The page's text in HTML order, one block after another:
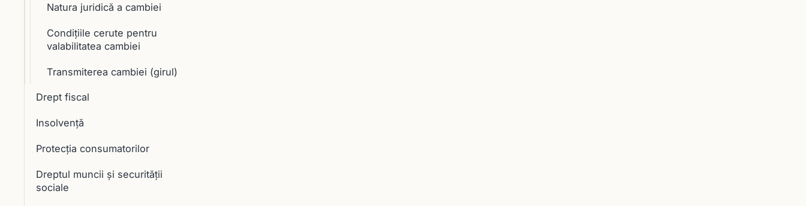
Natura juridică a cambiei
Condiţiile cerute pentru
valabilitatea cambiei
Transmiterea cambiei (girul)
Drept fiscal
Insolvență
Protecția consumatorilor
Dreptul muncii și securității
sociale